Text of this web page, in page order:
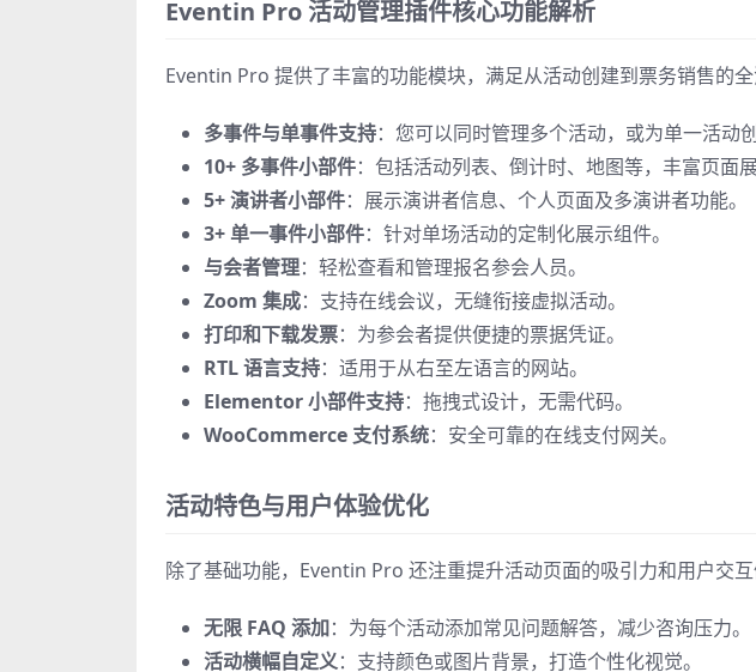
Eventin Pro 活动管理插件核心功能解析
Eventin Pro 提供了丰富的功能模块，满足从活动创建到票务销售的
多事件与单事件支持：您可以同时管理多个活动，或为单一活动
10+ 多事件小部件：包括活动列表、倒计时、地图等，丰富页面展
5+ 演讲者小部件：展示演讲者信息、个人页面及多演讲者功能。
3+ 单一事件小部件：针对单场活动的定制化展示组件。
与会者管理：轻松查看和管理报名参会人员。
Zoom 集成：支持在线会议，无缝衔接虚拟活动。
打印和下载发票：为参会者提供便捷的票据凭证。
RTL 语言支持：适用于从右至左语言的网站。
Elementor 小部件支持：拖拽式设计，无需代码。
WooCommerce 支付系统：安全可靠的在线支付网关。
活动特色与用户体验优化
除了基础功能，Eventin Pro 还注重提升活动页面的吸引力和用户交互
无限 FAQ 添加：为每个活动添加常见问题解答，减少咨询压力。
活动横幅自定义：支持颜色或图片背景，打造个性化视觉。